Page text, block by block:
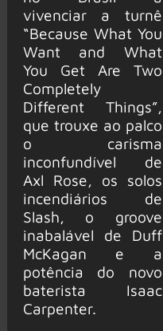
vivenciar a turnê
“Because What You
Want and What
You Get Are Two
Completely
Different Things”,
que trouxe ao palco
o carisma
inconfundível de
Axl Rose, os solos
incendiários de
Slash, o groove
inabalável de Duff
McKagan e a
potência do novo
baterista Isaac
Carpenter.